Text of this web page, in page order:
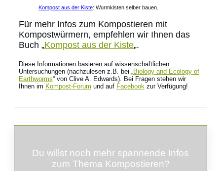
Kompost aus der Kiste: Wurmkisten selber bauen.
Für mehr Infos zum Kompostieren mit
Kompostwürmern, empfehlen wir Ihnen das
Buch „Kompost aus der Kiste„.
Diese Informationen basieren auf wissenschaftlichen
Untersuchungen (nachzulesen z.B. bei „
Biology and Ecology of
Earthworms“ von Clive A. Edwards). Bei Fragen stehen wir
Ihnen im Kompost-Forum und auf Facebook zur Verfügung!
Du willst noch mehr spannende Infos
zum Thema Kompostieren?